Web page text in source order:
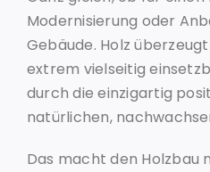
Modernisierung oder
Gebäude. Holz
extrem vielseitig
durch die einzigartig
natürlichen,
Das macht den Holzbau